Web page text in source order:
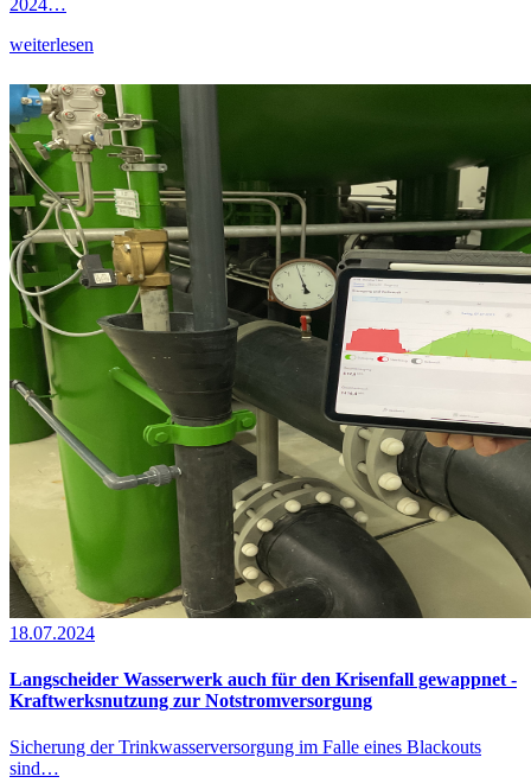
weiterlesen
18.07.2024
Langscheider Wasserwerk auch für den Krisenfall gewappnet -
Kraftwerksnutzung zur Notstromversorgung
Sicherung der Trinkwasserversorgung im Falle eines Blackouts
sind…